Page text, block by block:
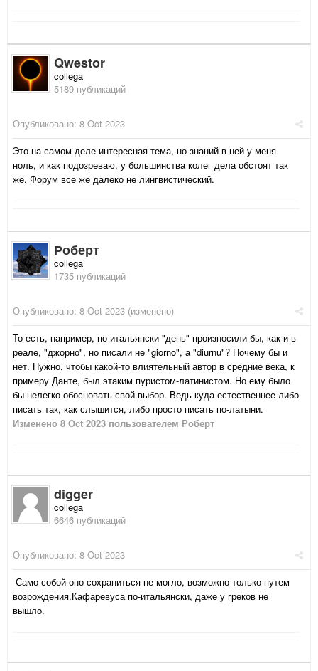
Qwestor
collega
5189 публикаций
Опубликовано: 8 Oct 2023
Это на самом деле интересная тема, но знаний в ней у меня
ноль, и как подозреваю, у большинства колег дела обстоят так
же. Форум все же далеко не лингвистический.
Роберт
collega
1735 публикаций
Опубликовано: 8 Oct 2023 (изменено)
То есть, например, по-итальянски "день" произносили бы, как и в
реале, "джорно", но писали не "giorno", а "diurnu"? Почему бы и
нет. Нужно, чтобы какой-то влиятельный автор в средние века, к
примеру Данте, был этаким пуристом-латинистом. Но ему было
бы нелегко обосновать свой выбор. Ведь куда естественнее либо
писать так, как слышится, либо просто писать по-латыни.
Изменено 8 Oct 2023 пользователем Роберт
digger
collega
6646 публикаций
Опубликовано: 8 Oct 2023
Само собой оно сохраниться не могло, возможно только путем
возрождения.Кафаревуса по-итальянски, даже у греков не
вышло.